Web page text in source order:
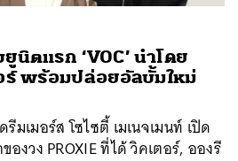
นิตแรก ‘VOC’ นำโดย
ร์ พร้อมปล่อยอัลบั้มใหม่
มเมอร์ส โซไซตี้ เมเนจเมนท์ เปิด
องวง PROXIE ที่ได้ วิคเตอร์, อองรี